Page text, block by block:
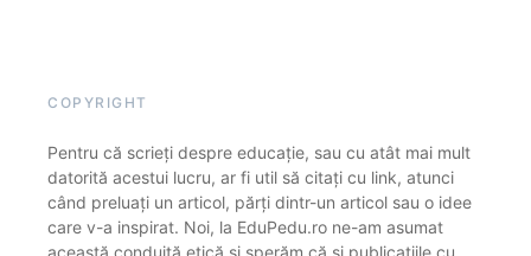
COPYRIGHT
Pentru că scrieți despre educație, sau cu atât mai mult
datorită acestui lucru, ar fi util să citați cu link, atunci
când preluați un articol, părți dintr-un articol sau o idee
care v-a inspirat. Noi, la EduPedu.ro ne-am asumat
această conduită etică și sperăm că și publicațiile cu